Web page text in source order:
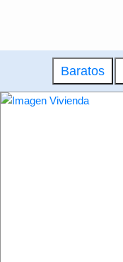
Baratos